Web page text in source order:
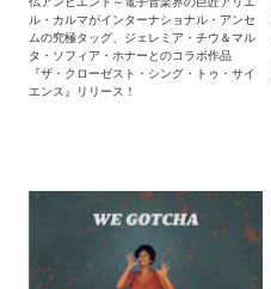
ル・カルマがインターナショナル・アンセ
ムの究極タッグ、ジェレミア・チウ＆マル
タ・ソフィア・ホナーとのコラボ作品
『ザ・クローゼスト・シング・トゥ・サイ
エンス』リリース！